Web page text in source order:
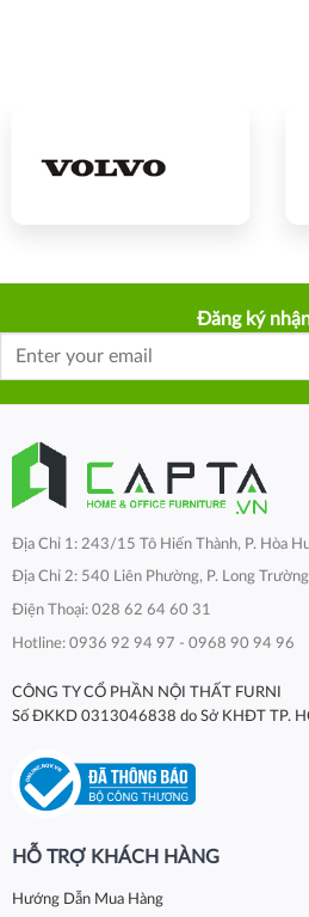
Đăng ký
Địa Chỉ 1: 243/15 Tô Hiến Thành, P. Hòa
Địa Chỉ 2: 540 Liên Phường, P. Long
Điện Thoại: 028 62 64 60 31
Hotline: 0936 92 94 97 - 0968 90 94 96
CÔNG TY CỔ PHẦN NỘI THẤT FURNI
Số ĐKKD 0313046838 do Sở KHĐT TP.
HỖ TRỢ KHÁCH HÀNG
Hướng Dẫn Mua Hàng